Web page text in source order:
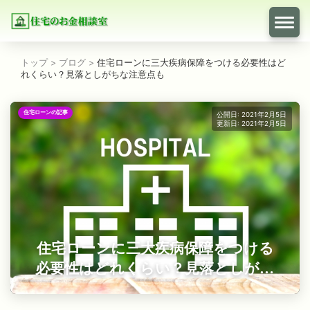
トップ> ブログ > 住宅ローンに三大疾病保障をつける必要性はど
れくらい？見落としがちな注意点も
住宅ローンに三大疾病保障をつける
必要性はどれくらい？見落としがち
な注意点も
住宅ローンの記事
公開日: 2021年2月5日
更新日: 2021年2月5日